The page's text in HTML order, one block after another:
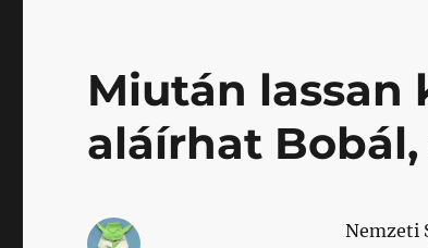
bejegyzéshez
Miután lassan
aláírhat Bobál,
Nemzeti